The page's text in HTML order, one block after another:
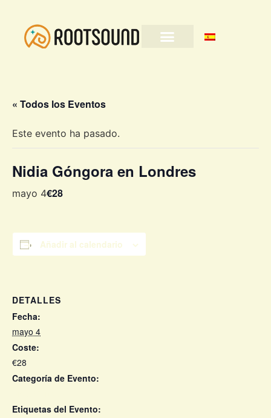
« Todos los Eventos
Este evento ha pasado.
Nidia Góngora en Londres
mayo 4€28
Añadir al calendario
DETALLES
Fecha:
mayo 4
Coste:
€28
Categoría de Evento:
Etiquetas del Evento: